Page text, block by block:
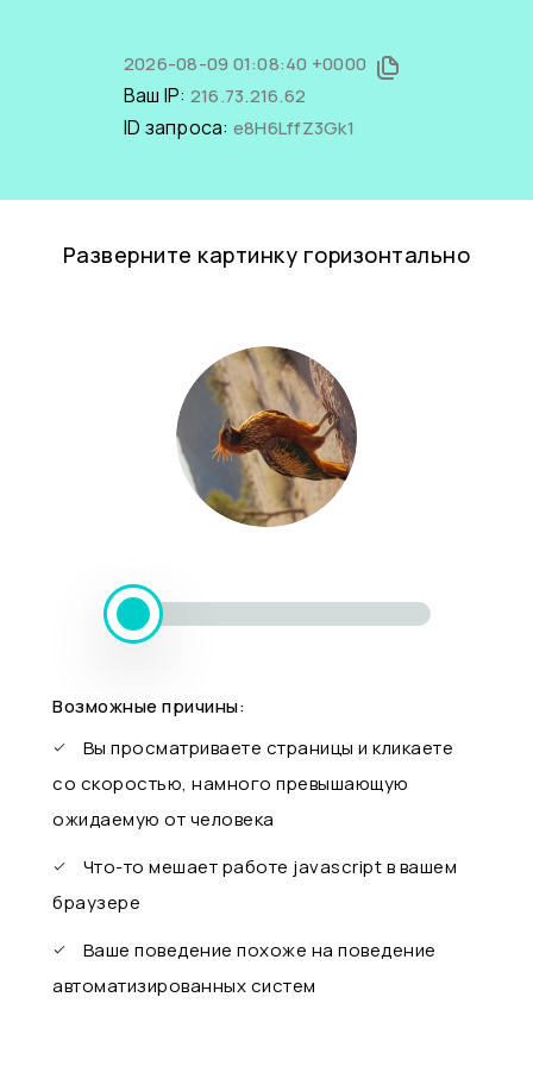
2026-08-09 01:08:40 +0000
Ваш IP: 216.73.216.62
ID запроса: e8H6LffZ3Gk1
Разверните картинку горизонтально
Возможные причины:
Вы просматриваете страницы и кликаете
со скоростью, намного превышающую
ожидаемую от человека
Что-то мешает работе javascript в вашем
браузере
Ваше поведение похоже на поведение
автоматизированных систем